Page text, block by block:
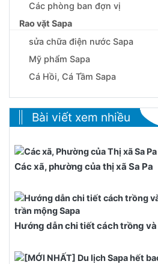
Các phòng ban đợn vị
Rao vặt Sapa
sửa chữa điện nước Sapa
Mỹ phẩm Sapa
Cá Hồi, Cá Tầm Sapa
Bài viết xem nhiều
Các xã, phường của thị xã Sa Pa
Hướng dẫn chi tiết cách trồng và